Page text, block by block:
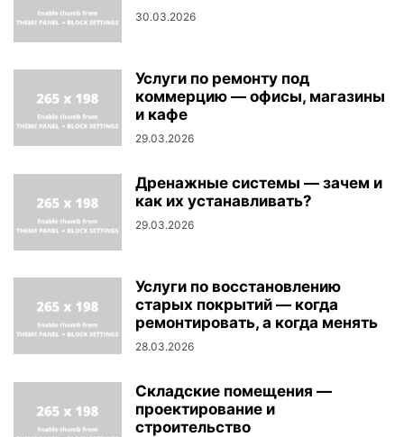
30.03.2026
Услуги по ремонту под
коммерцию — офисы, магазины
и кафе
29.03.2026
Дренажные системы — зачем и
как их устанавливать?
29.03.2026
Услуги по восстановлению
старых покрытий — когда
ремонтировать, а когда менять
28.03.2026
Складские помещения —
проектирование и
строительство